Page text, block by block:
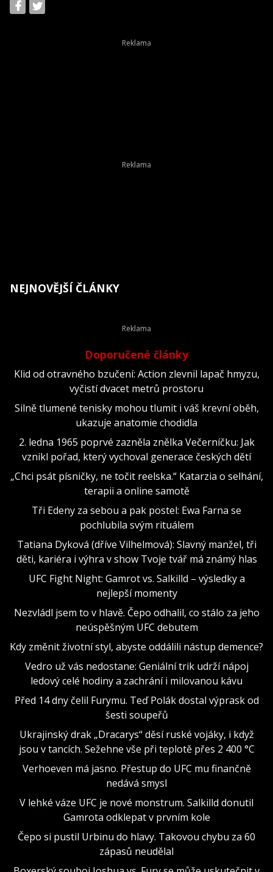
NEJNOVĚJŠÍ ČLÁNKY
Doporučené články
Klid od otravného bzučení: Action zlevnil lapač hmyzu,
vyčistí dvacet metrů prostoru
Silně tlumené tenisky mohou tlumit i váš krevní oběh,
ukazuje anatomie chodidla
2. ledna 1965 poprvé zazněla znělka Večerníčku: Jak
vznikl pořad, který vychoval generace českých dětí
„Chci psát písničky, ne točit reelska.“ Katarzia o selhání,
terapii a online samotě
Tři Edeny za sebou a pak postel: Ewa Farna se
pochlubila svým rituálem
Tatiana Dyková (dříve Vilhelmová): Slavný manžel, tři
děti, kariéra i výhra v show Tvoje tvář má známý hlas
UFC Fight Night: Gamrot vs. Salkilld – výsledky a
nejlepší momenty
Nezvládl jsem to v hlavě. Čepo odhalil, co stálo za jeho
neúspěšným UFC debutem
Kdy změnit životní styl, abyste oddálili nástup demence?
Vedro už vás nedostane: Geniální trik udrží nápoj
ledový celé hodiny a zachrání i milovanou kávu
Před 14 dny čelil Furymu. Teď Polák dostal výprask od
šesti soupeřů
Ukrajinský drak „Dracarys“ děsí ruské vojáky, i když
jsou v tancích. Sežehne vše při teplotě přes 2 400 °C
Verhoeven má jasno. Přestup do UFC mu finančně
nedává smysl
V lehké váze UFC je nové monstrum. Salkilld donutil
Gamrota odklepat v prvním kole
Čepo si pustil Urbinu do hlavy. Takovou chybu za 60
zápasů neudělal